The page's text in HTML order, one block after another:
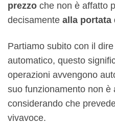
prezzo che non è affatto
decisamente alla portata
Partiamo subito con il
automatico, questo
operazioni avvengono
suo funzionamento non è
considerando che
vivavoce.